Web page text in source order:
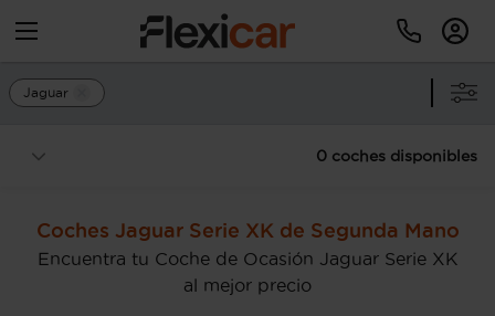
Jaguar
0 coches disponibles
Coches Jaguar Serie XK de Segunda Mano
Encuentra tu Coche de Ocasión Jaguar Serie XK
al mejor precio